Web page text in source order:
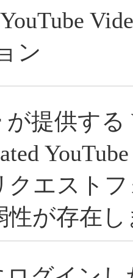
ン
が提供する
クエスト
性が存在し